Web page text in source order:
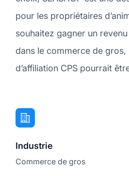
pour les propriétaires
souhaitez gagner un
dans le commerce de
d’affiliation CPS pourrait
Industrie
Commerce de gros